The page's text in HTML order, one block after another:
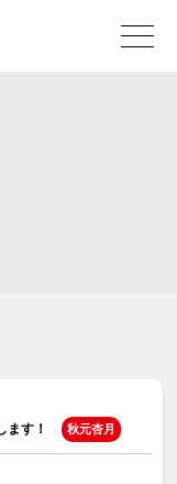
す！
秋元杏月